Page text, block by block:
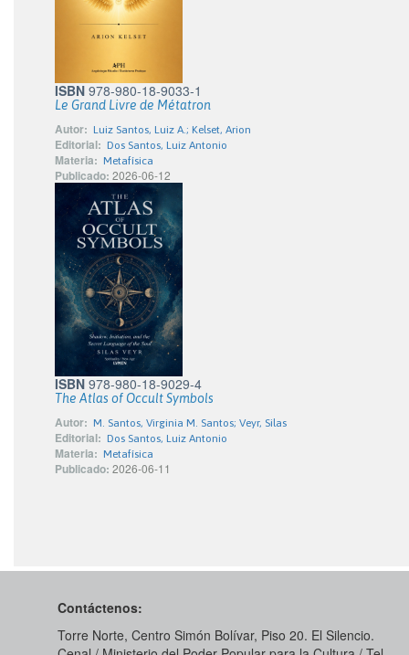
ISBN 978-980-18-9033-1
Le Grand Livre de Métatron
Autor: Luiz Santos, Luiz A.; Kelset, Arion
Editorial: Dos Santos, Luiz Antonio
Materia: Metafísica
Publicado: 2026-06-12
ISBN 978-980-18-9029-4
The Atlas of Occult Symbols
Autor: M. Santos, Virginia M. Santos; Veyr, Silas
Editorial: Dos Santos, Luiz Antonio
Materia: Metafísica
Publicado: 2026-06-11
Contáctenos:
Torre Norte, Centro Simón Bolívar, Piso 20. El Silencio.